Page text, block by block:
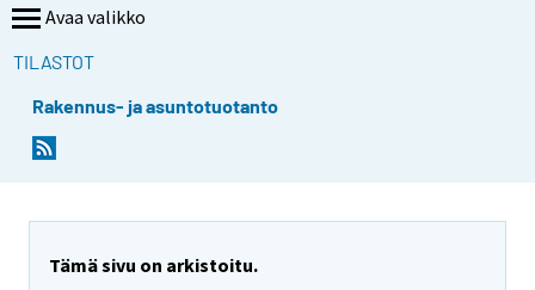
Avaa valikko
TILASTOT
Rakennus- ja asuntotuotanto
Tämä sivu on arkistoitu.